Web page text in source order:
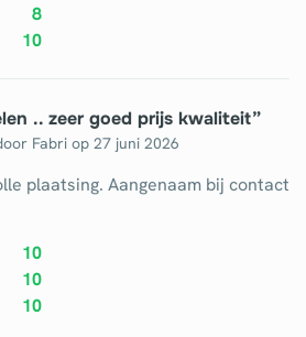
8
10
.. zeer goed prijs kwaliteit”
Fabri op 27 juni 2026
plaatsing. Aangenaam bij contact
10
10
10